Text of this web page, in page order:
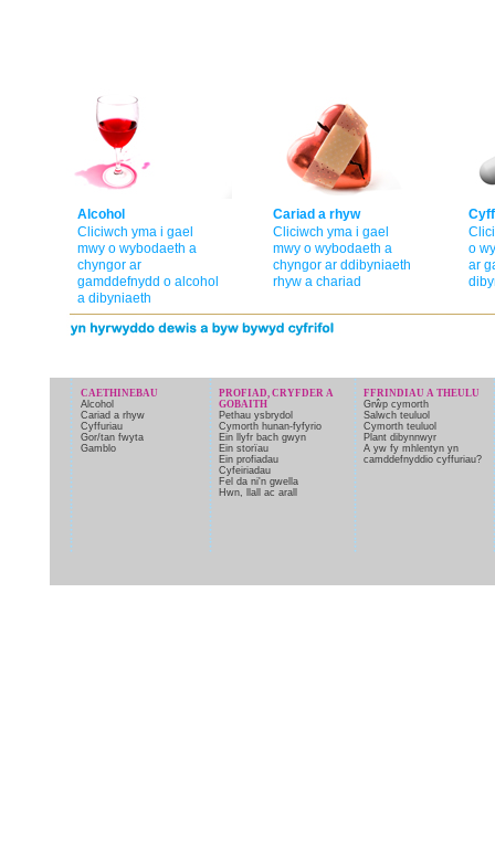
Alcohol
Cliciwch yma i gael
mwy o wybodaeth a
chyngor ar
gamddefnydd o alcohol
a dibyniaeth
Cariad a rhyw
Cliciwch yma i gael
mwy o wybodaeth a
chyngor ar ddibyniaeth
rhyw a chariad
o
ar
CAETHINEBAU
Alcohol
Cariad a rhyw
Cyffuriau
Gor/tan fwyta
Gamblo
PROFIAD, CRYFDER A
GOBAITH
Pethau ysbrydol
Cymorth hunan-fyfyrio
Ein llyfr bach gwyn
Ein storïau
Ein profiadau
Cyfeiriadau
Fel da ni'n gwella
Hwn, llall ac arall
FFRINDIAU A THEULU
Grŵp cymorth
Salwch teuluol
Cymorth teuluol
Plant dibynnwyr
A yw fy mhlentyn yn
camddefnyddio cyffuriau?